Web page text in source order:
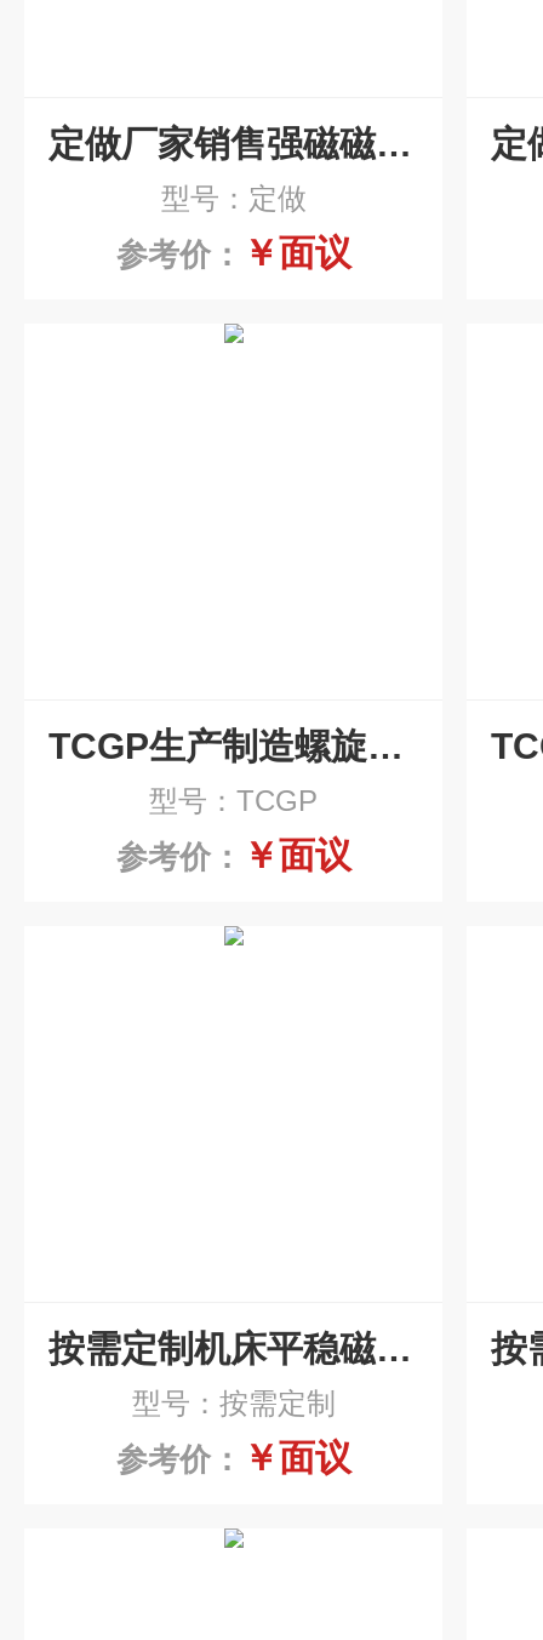
定做厂家销售强磁磁性分离器
型号：定做
参考价： ￥面议
TCGP生产制造螺旋排屑机厂家
型号：TCGP
参考价： ￥面议
按需定制机床平稳磁性排屑机
型号：按需定制
参考价： ￥面议